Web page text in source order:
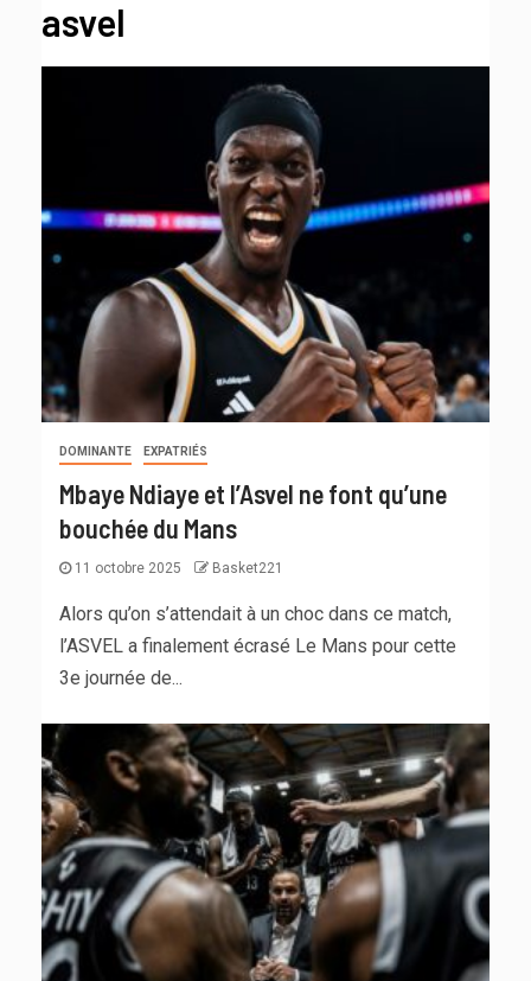
asvel
DOMINANTE EXPATRIÉS
Mbaye Ndiaye et l’Asvel ne font qu’une
bouchée du Mans
11 octobre 2025 Basket221
Alors qu’on s’attendait à un choc dans ce match,
l’ASVEL a finalement écrasé Le Mans pour cette
3e journée de...